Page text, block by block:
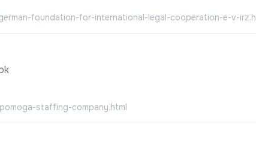
foundation-for-international-legal-cooperation-e-v-
staffing-company.html